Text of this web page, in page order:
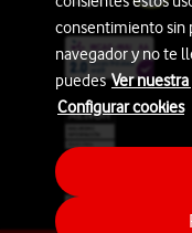
consentimiento sin
navegador y no te
puedesVer
Configurar cookies